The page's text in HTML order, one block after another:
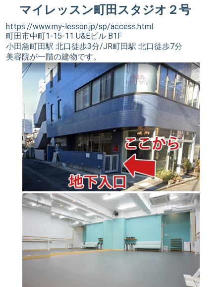
マイレッスン町田スタジオ２号
https://www.my-lesson.jp/sp/access.html
町田市中町1-15-11 U&Eビル B1F
小田急町田駅 北口徒歩3分/JR町田駅 北口徒歩7分
美容院が一階の建物です。